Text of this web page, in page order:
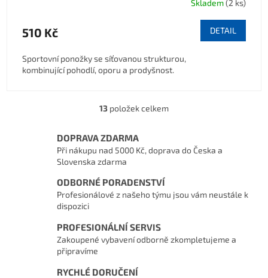
Skladem(2 ks)
510 Kč DETAIL
Sportovní ponožky se síťovanou strukturou,
kombinující pohodlí, oporu a prodyšnost.
Ovládací prvky výpisu
13 položek celkem
DOPRAVA ZDARMA
Při nákupu nad 5000 Kč, doprava do Česka a
Slovenska zdarma
ODBORNÉ PORADENSTVÍ
Profesionálové z našeho týmu jsou vám neustále k
dispozici
PROFESIONÁLNÍ SERVIS
Zakoupené vybavení odborně zkompletujeme a
připravíme
RYCHLÉ DORUČENÍ